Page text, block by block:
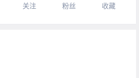
关注 粉丝 收藏